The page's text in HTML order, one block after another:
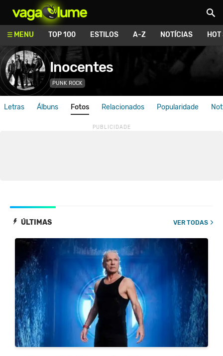
MENU TOP 100 ESTILOS A-Z NOTÍCIAS
Inocentes
PUNK ROCK
Letras Álbuns Fotos Relacionados Popularidade
ÚLTIMAS VER TODAS